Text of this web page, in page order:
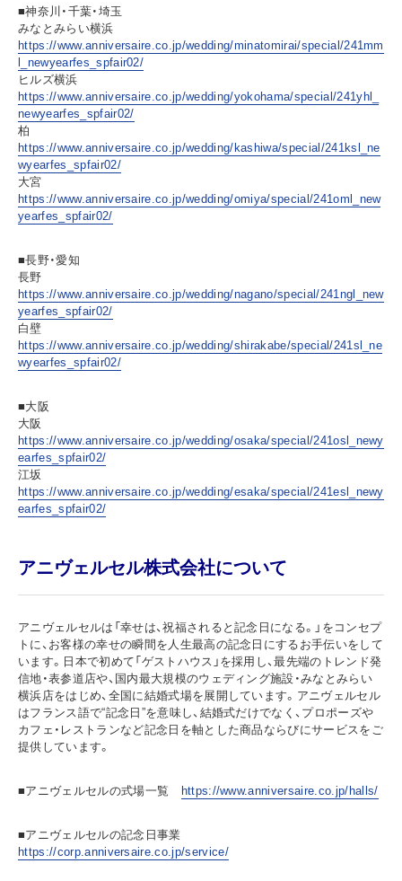
■神奈川・千葉・埼玉
みなとみらい横浜
https://www.anniversaire.co.jp/wedding/minatomirai/special/241mm
l_newyearfes_spfair02/
ヒルズ横浜
https://www.anniversaire.co.jp/wedding/yokohama/special/241yhl_
newyearfes_spfair02/
柏
https://www.anniversaire.co.jp/wedding/kashiwa/special/241ksl_ne
wyearfes_spfair02/
大宮
https://www.anniversaire.co.jp/wedding/omiya/special/241oml_new
yearfes_spfair02/
■長野・愛知
長野
https://www.anniversaire.co.jp/wedding/nagano/special/241ngl_new
yearfes_spfair02/
白壁
https://www.anniversaire.co.jp/wedding/shirakabe/special/241sl_ne
wyearfes_spfair02/
■大阪
大阪
https://www.anniversaire.co.jp/wedding/osaka/special/241osl_newy
earfes_spfair02/
江坂
https://www.anniversaire.co.jp/wedding/esaka/special/241esl_newy
earfes_spfair02/
アニヴェルセル株式会社について
アニヴェルセルは「幸せは、祝福されると記念日になる。」をコンセプ
トに、お客様の幸せの瞬間を人生最高の記念日にするお手伝いをして
います。日本で初めて「ゲストハウス」を採用し、最先端のトレンド発
信地・表参道店や、国内最大規模のウェディング施設・みなとみらい
横浜店をはじめ、全国に結婚式場を展開しています。アニヴェルセル
はフランス語で“記念日”を意味し、結婚式だけでなく、プロポーズや
カフェ・レストランなど記念日を軸とした商品ならびにサービスをご
提供しています。
■アニヴェルセルの式場一覧 https://www.anniversaire.co.jp/halls/
■アニヴェルセルの記念日事業
https://corp.anniversaire.co.jp/service/